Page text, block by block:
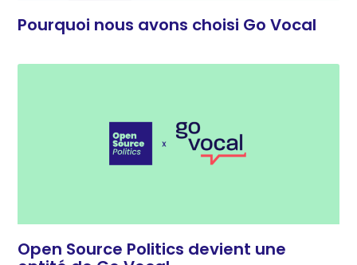
Pourquoi nous avons choisi Go Vocal
Open Source Politics devient une